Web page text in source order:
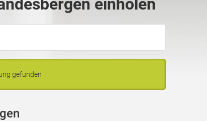
einholen
gefunden